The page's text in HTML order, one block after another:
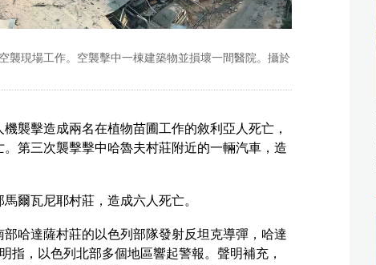
襲現場工作。空襲擊中一棟建築物並損壞一間醫院。攝於
襲擊造成兩名在植物苗圃工作的敘利亞人死亡，
第三次襲擊擊中哈魯夫村莊附近的一輛汽車，造
爾瓦尼耶村莊，造成六人死亡。
哈達薩村莊的以色列部隊發射反坦克導彈，哈達
指，以色列北部多個地區響起警報。聲明補充，